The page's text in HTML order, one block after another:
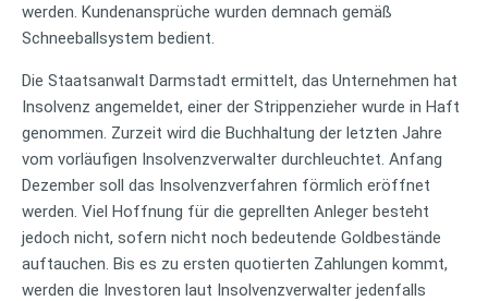
werden. Kundenansprüche wurden demnach gemäß
Schneeballsystem bedient.
Die Staatsanwalt Darmstadt ermittelt, das Unternehmen hat
Insolvenz angemeldet, einer der Strippenzieher wurde in Haft
genommen. Zurzeit wird die Buchhaltung der letzten Jahre
vom vorläufigen Insolvenzverwalter durchleuchtet. Anfang
Dezember soll das Insolvenzverfahren förmlich eröffnet
werden. Viel Hoffnung für die geprellten Anleger besteht
jedoch nicht, sofern nicht noch bedeutende Goldbestände
auftauchen. Bis es zu ersten quotierten Zahlungen kommt,
werden die Investoren laut Insolvenzverwalter jedenfalls